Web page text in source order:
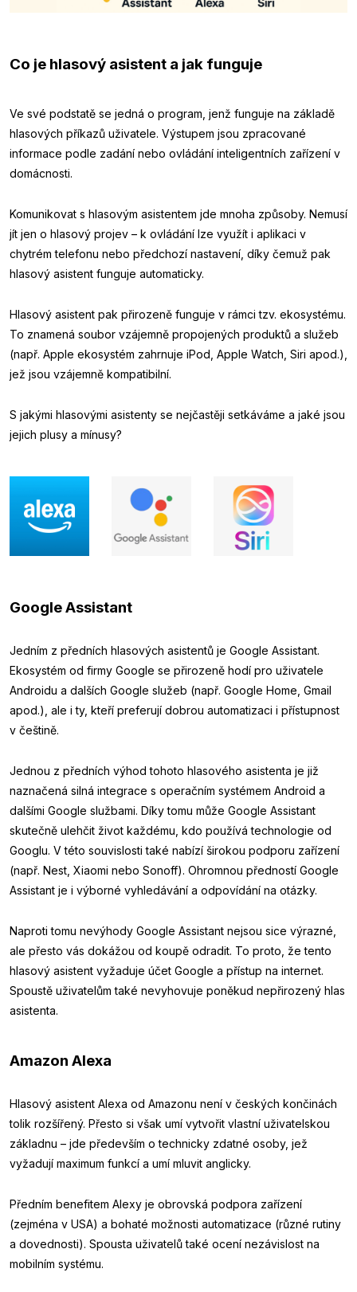
Co je hlasový asistent a jak funguje
Ve své podstatě se jedná o program, jenž funguje na základě
hlasových příkazů uživatele. Výstupem jsou zpracované
informace podle zadání nebo ovládání inteligentních zařízení v
domácnosti.
Komunikovat s hlasovým asistentem jde mnoha způsoby. Nemusí
jít jen o hlasový projev – k ovládání lze využít i aplikaci v
chytrém telefonu nebo předchozí nastavení, díky čemuž pak
hlasový asistent funguje automaticky.
Hlasový asistent pak přirozeně funguje v rámci tzv. ekosystému.
To znamená soubor vzájemně propojených produktů a služeb
(např. Apple ekosystém zahrnuje iPod, Apple Watch, Siri apod.),
jež jsou vzájemně kompatibilní.
S jakými hlasovými asistenty se nejčastěji setkáváme a jaké jsou
jejich plusy a mínusy?
Google Assistant
Jedním z předních hlasových asistentů je Google Assistant.
Ekosystém od firmy Google se přirozeně hodí pro uživatele
Androidu a dalších Google služeb (např. Google Home, Gmail
apod.), ale i ty, kteří preferují dobrou automatizaci i přístupnost
v češtině.
Jednou z předních výhod tohoto hlasového asistenta je již
naznačená silná integrace s operačním systémem Android a
dalšími Google službami. Díky tomu může Google Assistant
skutečně ulehčit život každému, kdo používá technologie od
Googlu. V této souvislosti také nabízí širokou podporu zařízení
(např. Nest, Xiaomi nebo Sonoff). Ohromnou předností Google
Assistant je i výborné vyhledávání a odpovídání na otázky.
Naproti tomu nevýhody Google Assistant nejsou sice výrazné,
ale přesto vás dokážou od koupě odradit. To proto, že tento
hlasový asistent vyžaduje účet Google a přístup na internet.
Spoustě uživatelům také nevyhovuje poněkud nepřirozený hlas
asistenta.
Amazon Alexa
Hlasový asistent Alexa od Amazonu není v českých končinách
tolik rozšířený. Přesto si však umí vytvořit vlastní uživatelskou
základnu – jde především o technicky zdatné osoby, jež
vyžadují maximum funkcí a umí mluvit anglicky.
Předním benefitem Alexy je obrovská podpora zařízení
(zejména v USA) a bohaté možnosti automatizace (různé rutiny
a dovednosti). Spousta uživatelů také ocení nezávislost na
mobilním systému.